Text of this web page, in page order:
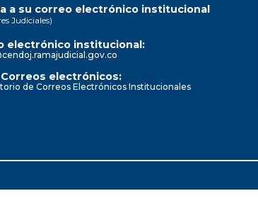
a su correo electrónico institucional
Judiciales)
electrónico institucional:
electrónicos:
de Correos Electrónicos Institucionales